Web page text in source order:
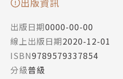
出版資訊
出版日期0000-00-00
線上出版日期2020-12-01
ISBN9789579337854
分級普級